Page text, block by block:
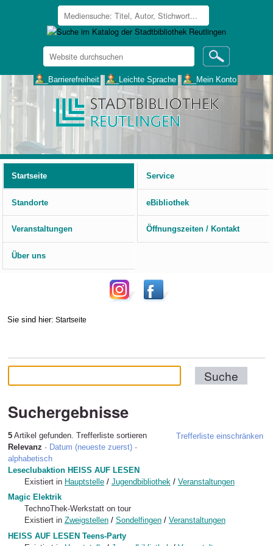
Website
durchsuchen
___Barrierefreiheit ___Leichte Sprache ___Mein Konto
Startseite
Service
Standorte eBibliothek
Veranstaltungen Öffnungszeiten / Kontakt
Über uns
Sie sind hier: Startseite
Suchergebnisse
5Artikel gefunden. Trefferliste einschränken
Trefferliste sortieren
Relevanz · Datum (neueste zuerst) ·
alphabetisch
Leseclubaktion HEISS AUF LESEN
Existiert in Hauptstelle / Jugendbibliothek / Veranstaltungen
Magic Elektrik
TechnoThek-Werkstatt on tour
Existiert in Zweigstellen / Sondelfingen / Veranstaltungen
HEISS AUF LESEN Teens-Party